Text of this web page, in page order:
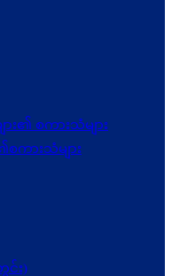
ား၏ စကားသံများ
၏စကားသံများ
င်း)